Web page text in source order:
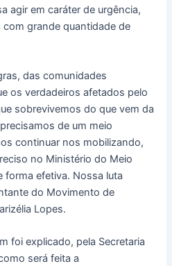
agir em caráter de urgência,
grande quantidade de
das comunidades
os verdadeiros afetados pelo
sobrevivemos do que vem da
de um meio
continuar nos mobilizando,
no Ministério do Meio
forma efetiva. Nossa luta
do Movimento de
Lopes.
foi explicado, pela Secretaria
será feita a